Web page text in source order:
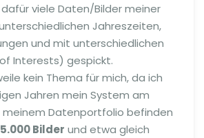
viele Daten/Bilder meiner
Jahreszeiten,
und mit unterschiedlichen
Interests) gespickt.
kein Thema für mich, da ich
Jahren mein System am
meinem Datenportfolio befinden
Bilder und etwa gleich